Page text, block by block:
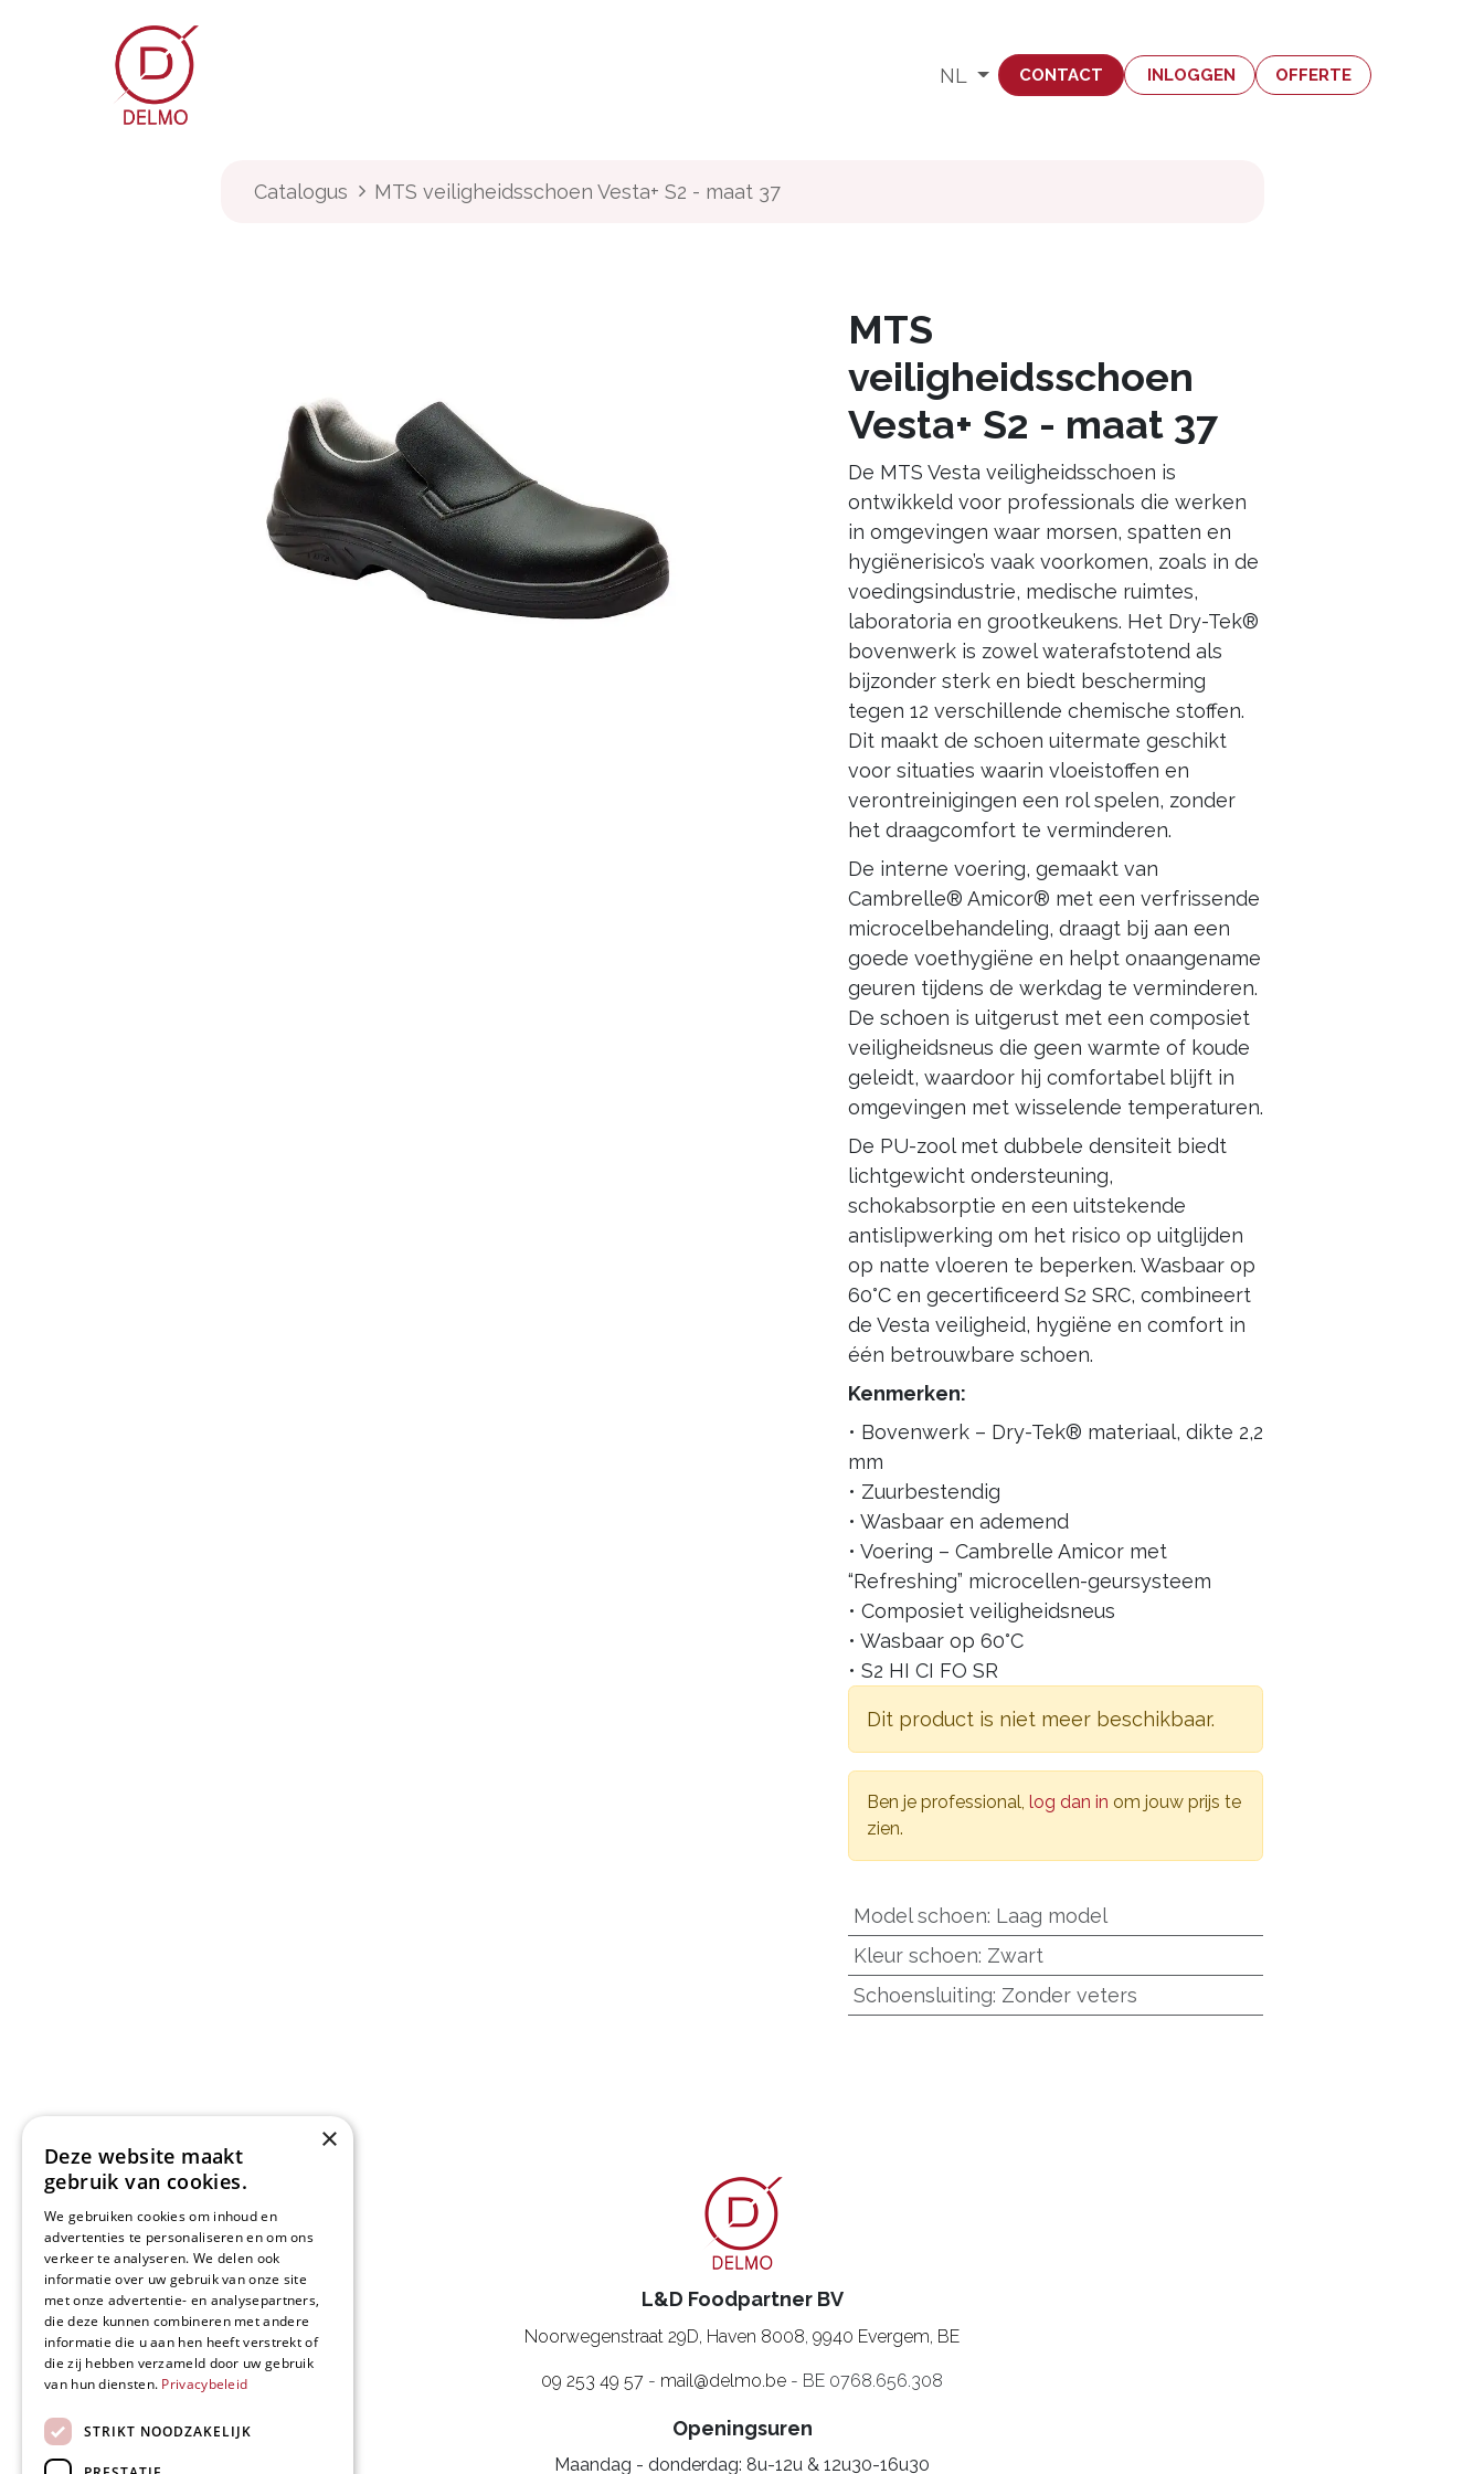
NL CONTACT INLOGGEN OFFERTE
Catalogus MTS veiligheidsschoen Vesta+ S2 - maat 37
MTS
veiligheidsschoen
Vesta+ S2 - maat 37
De MTS Vesta veiligheidsschoen is
ontwikkeld voor professionals die werken
in omgevingen waar morsen, spatten en
hygiënerisico’s vaak voorkomen, zoals in de
voedingsindustrie, medische ruimtes,
laboratoria en grootkeukens. Het Dry-Tek®
bovenwerk is zowel waterafstotend als
bijzonder sterk en biedt bescherming
tegen 12 verschillende chemische stoffen.
Dit maakt de schoen uitermate geschikt
voor situaties waarin vloeistoffen en
verontreinigingen een rol spelen, zonder
het draagcomfort te verminderen.
De interne voering, gemaakt van
Cambrelle® Amicor® met een verfrissende
microcelbehandeling, draagt bij aan een
goede voet­hygiëne en helpt onaangename
geuren tijdens de werkdag te verminderen.
De schoen is uitgerust met een composiet
veiligheidsneus die geen warmte of koude
geleidt, waardoor hij comfortabel blijft in
omgevingen met wisselende temperaturen.
De PU-zool met dubbele densiteit biedt
lichtgewicht ondersteuning,
schokabsorptie en een uitstekende
antislipwerking om het risico op uitglijden
op natte vloeren te beperken. Wasbaar op
60°C en gecertificeerd S2 SRC, combineert
de Vesta veiligheid, hygiëne en comfort in
één betrouwbare schoen.
Kenmerken:
• Bovenwerk – Dry-Tek® materiaal, dikte 2,2
mm
• Zuurbestendig
• Wasbaar en ademend
• Voering – Cambrelle Amicor met
“Refreshing” microcellen-geursysteem
• Composiet veiligheidsneus
• Wasbaar op 60°C
• S2 HI CI FO SR
Dit product is niet meer beschikbaar.
Ben je professional,log dan in om jouw prijs te
zien.
Model schoen: Laag model
Kleur schoen: Zwart
Schoensluiting: Zonder veters
L&D Foodpartner BV
Noorwegenstraat 29D, Haven 8008, 9940 Evergem, BE
09 253 49 57 - mail@delmo.be - BE 0768.656.308
Openingsuren
Maandag - donderdag: 8u-12u & 12u30-16u30
×
Deze website maakt
gebruik van cookies.
We gebruiken cookies om inhoud en
advertenties te personaliseren en om ons
verkeer te analyseren. We delen ook
informatie over uw gebruik van onze site
met onze advertentie- en analysepartners,
die deze kunnen combineren met andere
informatie die u aan hen heeft verstrekt of
die zij hebben verzameld door uw gebruik
van hun diensten. Privacybeleid
STRIKT NOODZAKELIJK